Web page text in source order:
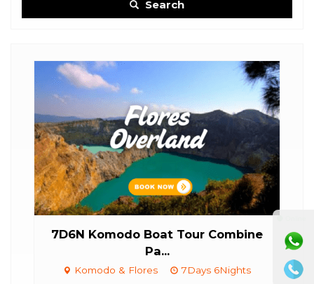
Search
7D6N Komodo Boat Tour Combine
Pa...
Komodo & Flores 7Days 6Nights